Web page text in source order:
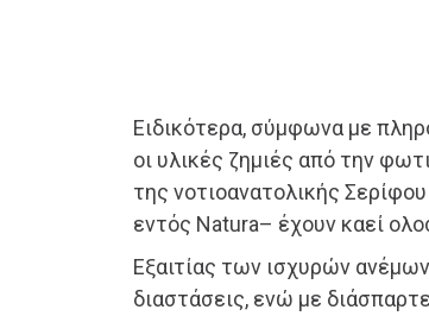
Ειδικότερα, σύμφωνα με
οι υλικές ζημιές από την
της νοτιοανατολικής
εντός Natura– έχουν καεί
Εξαιτίας των ισχυρών
διαστάσεις, ενώ με